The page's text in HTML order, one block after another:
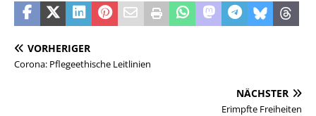
VORHERIGER
Corona: Pflegeethische Leitlinien
NÄCHSTER
Erimpfte Freiheiten